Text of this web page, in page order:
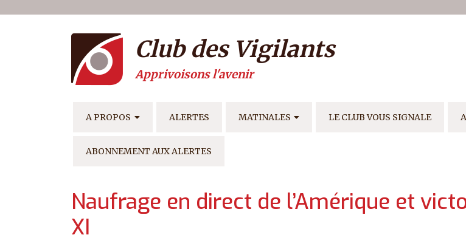
Menu du compte de l'utilisateur
Club des Vigilants
Apprivoisons l'avenir
NAVIGATION PRINCIPALE
A PROPOS ALERTES MATINALES LE CLUB VOUS SIGNALE
ABONNEMENT AUX ALERTES
Naufrage en direct de l’Amérique et
XI